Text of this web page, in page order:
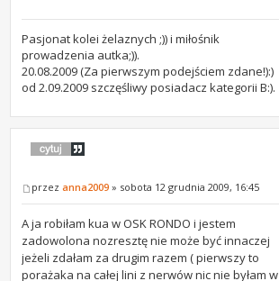
Pasjonat kolei żelaznych ;)) i miłośnik
prowadzenia autka;)).
20.08.2009 (Za pierwszym podejściem zdane!):)
od 2.09.2009 szczęśliwy posiadacz kategorii B:).
przezanna2009 » sobota 12 grudnia 2009, 16:45
A ja robiłam kua w OSK RONDO i jestem
zadowolona nozresztę nie może być innaczej
jeżeli zdałam za drugim razem ( pierwszy to
porażaka na całej lini z nerwów nic nie byłam w